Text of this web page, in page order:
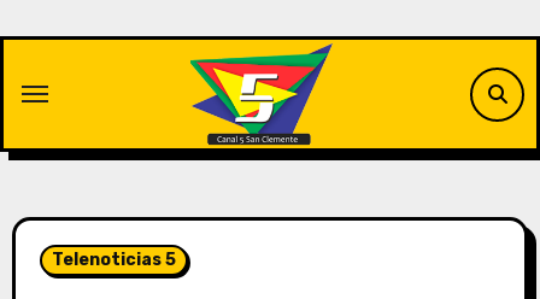
contenido
Telenoticias 5